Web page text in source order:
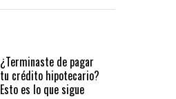
¿Terminaste de pagar
tu crédito hipotecario?
Esto es lo que sigue